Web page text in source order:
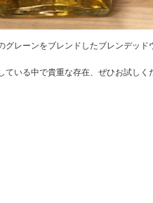
グレーンをブレンドしたブレンデッド
ている中で貴重な存在、ぜひお試しく